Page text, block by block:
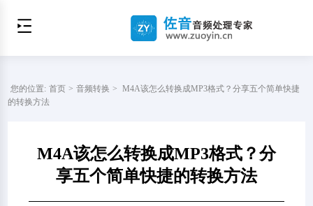
您的位置: 首页 > 音频转换 > M4A该怎么转换成MP3格式？分享五个简单快捷
的转换方法
M4A该怎么转换成MP3格式？分
享五个简单快捷的转换方法